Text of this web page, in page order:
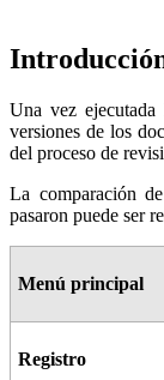
Una vez
versiones de los
del proceso de
La comparación
pasaron puede ser
Menú principal
Registro